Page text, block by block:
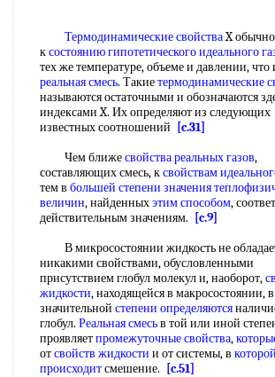
Термодинамические свойстваX
ксостоянию гипотетическогоидеального
тех же температуре, объеме и давлении, что
реальная смесь. Такиетермодинамические
называются остаточными и обозначаются
индексами X. Их определяют из следующих
известных соотношений
[c.31]
Чем ближесвойства реальных газов,
составляющих смесь, ксвойствам
тем в большей степени значения
величин, найденныхэтим способом,
действительным значениям.
[c.9]
В микросостоянии жидкость не
никакими свойствами, обусловленными
присутствием глобул молекул и, наоборот,
жидкости, находящейся в макросостоянии, в
значительной степени определяются
глобул. Реальная смесьв той или иной
проявляетпромежуточные свойства,
отсвойств жидкости и от системы, в которой
происходитсмешение.
[c.51]